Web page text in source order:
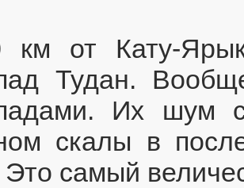
от Кату-
Тудан.
Их шум
скалы в
Это самый